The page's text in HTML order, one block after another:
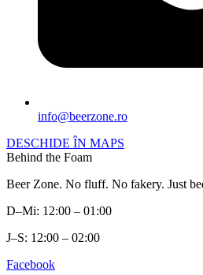
info@beerzone.ro
DESCHIDE ÎN MAPS
Behind the Foam
Beer Zone. No fluff. No fakery. Just
D–Mi: 12:00 – 01:00
J–S: 12:00 – 02:00
Facebook